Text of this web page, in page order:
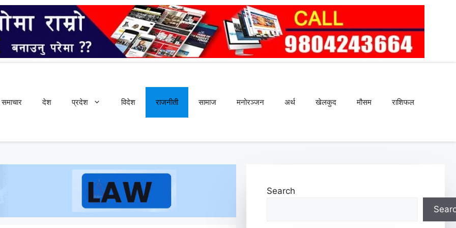
समाचार देश प्रदेश विदेश राजनीती सामाज मनोरञ्जन अर्थ खेलकुद मौसम राशिफल
Search